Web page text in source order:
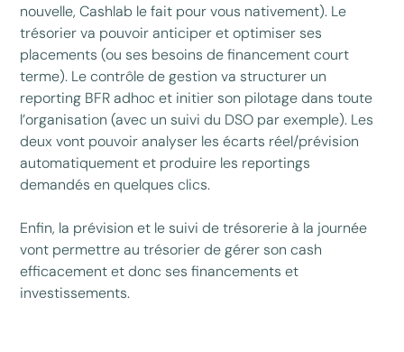
nouvelle, Cashlab le fait pour vous nativement). Le
trésorier va pouvoir anticiper et optimiser ses
placements (ou ses besoins de financement court
terme). Le contrôle de gestion va structurer un
reporting BFR adhoc et initier son pilotage dans toute
l’organisation (avec un suivi du DSO par exemple). Les
deux vont pouvoir analyser les écarts réel/prévision
automatiquement et produire les reportings
demandés en quelques clics.
Enfin, la prévision et le suivi de trésorerie à la journée
vont permettre au trésorier de gérer son cash
efficacement et donc ses financements et
investissements.